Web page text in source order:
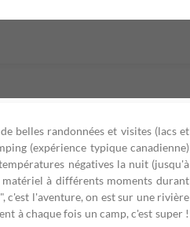
belles randonnées et visites (lacs et
(expérience typique canadienne)
négatives la nuit (jusqu'à
à différents moments durant
c'est l'aventure, on est sur une rivière
à chaque fois un camp, c'est super !